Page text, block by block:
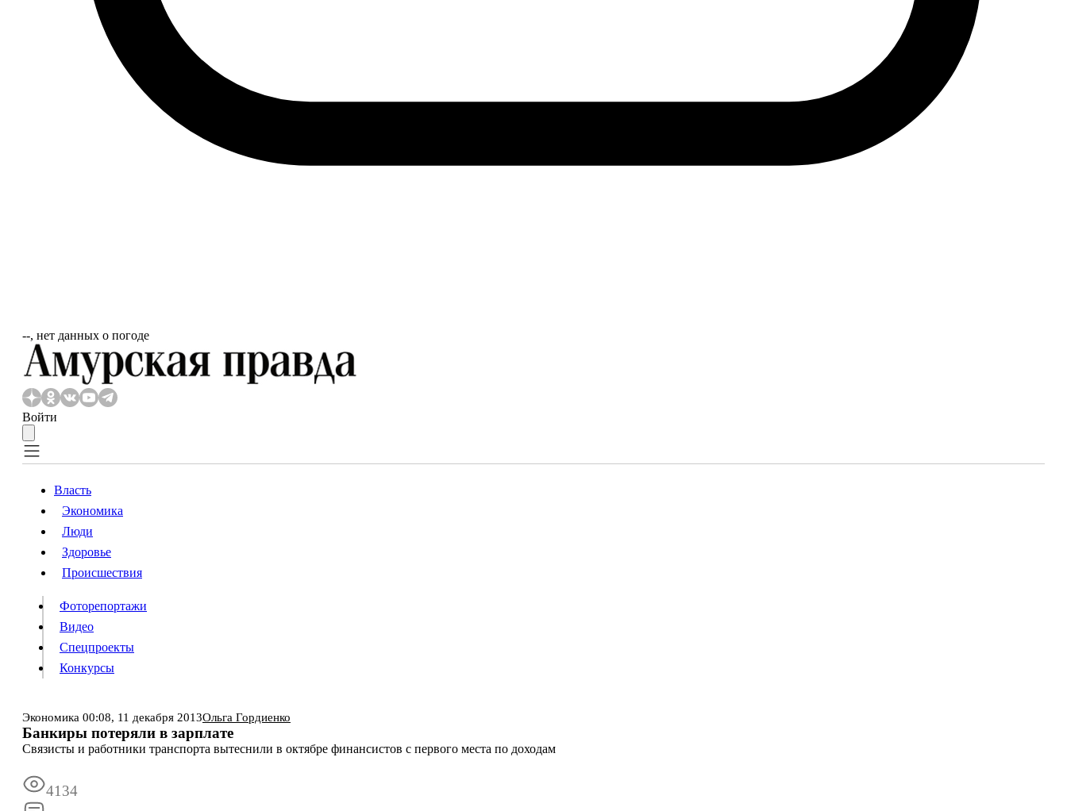
‐‐, нет данных о погоде
Войти
Власть
Происшествия
Видео
Конкурсы
Власть
Экономика
Люди
Здоровье
Происшествия
Фоторепортажи
Видео
Спецпроекты
Конкурсы
Экономика 00:08, 11 декабря 2013Ольга Гордиенко
Банкиры потеряли в зарплате
Связисты и работники транспорта вытеснили в октябре финансистов с первого места по доходам
4134